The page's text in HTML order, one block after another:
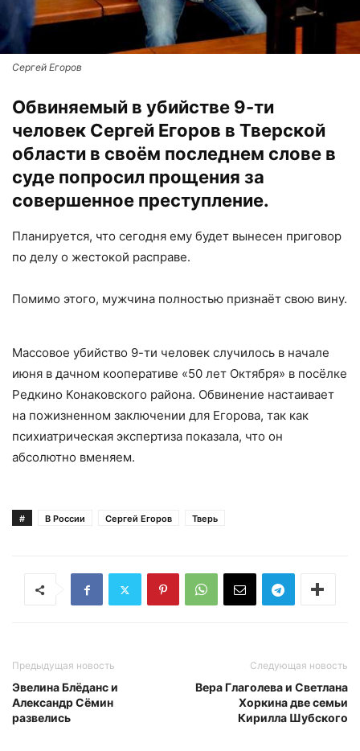
Сергей Егоров
Обвиняемый в убийстве 9-ти
человек Сергей Егоров в Тверской
области в своём последнем слове в
суде попросил прощения за
совершенное преступление.
Планируется, что сегодня ему будет вынесен приговор
по делу о жестокой расправе.
Помимо этого, мужчина полностью признаёт свою вину.
Массовое убийство 9-ти человек случилось в начале
июня в дачном кооперативе «50 лет Октября» в посёлке
Редкино Конаковского района. Обвинение настаивает
на пожизненном заключении для Егорова, так как
психиатрическая экспертиза показала, что он
абсолютно вменяем.
# В России Сергей Егоров Тверь
Предыдущая новость
Эвелина Блёданс и
Александр Сёмин
развелись
Следующая новость
Вера Глаголева и Светлана
Хоркина две семьи
Кирилла Шубского